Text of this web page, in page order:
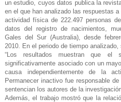
un estudio, cuyos datos publica la
en el que han analizado las respuestas
actividad física de 222.497 personas
datos del registro de nacimientos,
Gales del Sur (Australia), desde
2010. En el periodo de tiempo analizado,
“Los resultados muestran que el
significativamente asociado con un
causa independientemente de la
Permanecer inactivo fue responsable
sentencian los autores de la
Además, el trabajo mostró que la